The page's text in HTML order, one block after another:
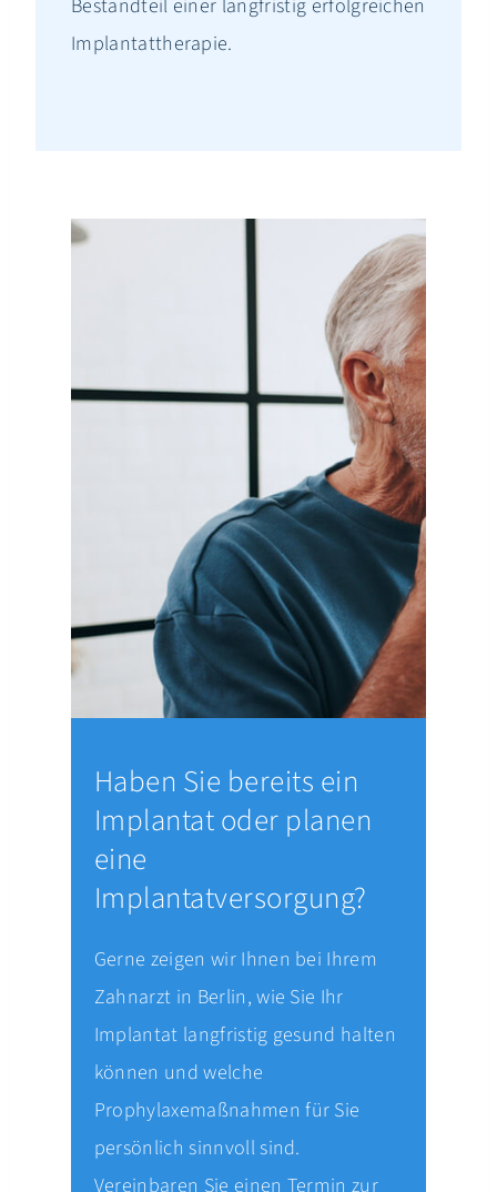
Bestandteil einer langfristig erfolgreichen
Implantattherapie.
Haben Sie bereits ein
Implantat oder planen
eine
Implantatversorgung?
Gerne zeigen wir Ihnen bei Ihrem
Zahnarzt in Berlin, wie Sie Ihr
Implantat langfristig gesund halten
können und welche
Prophylaxemaßnahmen für Sie
persönlich sinnvoll sind.
Vereinbaren Sie einen Termin zur